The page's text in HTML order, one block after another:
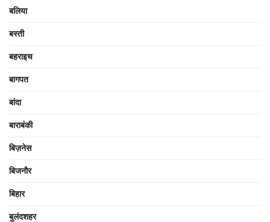
बलिया
बस्ती
बहराइच
बागपत
बांदा
बाराबंकी
बिज़नेस
बिजनौर
बिहार
बुलंदशहर